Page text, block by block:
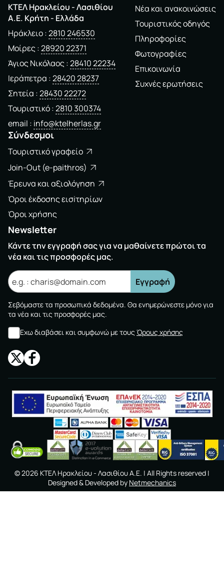
ΚΤΕΛ Ηρακλείου - Λασιθίου
A.E. Kρήτη - Ελλάδα
Ηράκλειο 2810 246530
Μοίρες 28920 22371
Άγιος Νικόλαος 28410 22234
Ιεράπετρα 28420 28237
Σητεία 28430 22272
Τουριστικό 2810 300374
email info@ktelherlas.gr
Νέα και ανακοινώσεις
Τουριστικός οδηγός
Πληροφορίες
Φωτογραφίες
Επικοινωνία
Συχνές ερωτήσεις
Σύνδεσμοι
Τουριστικό γραφείο
Join-Out (e-paithros)
Έρευνα και αξιολόγηση
Όροι έκδοσης εισiτηρίων
Όροι χρήσης
Newsletter
Κάντε την εγγραφή σας για να μαθαίνετε πρώτοι τα
νέα και τις προσφορές μας.
Εγγραφή
Σεβόμαστε τα προσωπικά δεδομένα. Θα ενημερώνεστε μόνο για
τα νέα και τις προσφορές μας.
Εχω διαβάσει και συμφωνώ με τους Όρους χρήσης
©2026 ΚΤΕΛ Ηρακλείου - Λασιθίου A.E. | All Rights reserved |
Designed & Developed by Netmechanics